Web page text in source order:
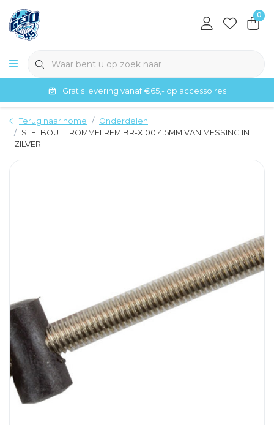
0
Gratis levering vanaf €65,- op accessoires
Terug naar home
Onderdelen
STELBOUT TROMMELREM BR-X100 4.5MM VAN MESSING IN
ZILVER